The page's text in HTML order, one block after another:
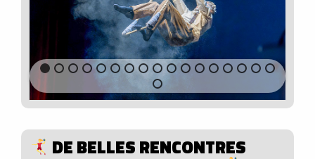
DE BELLES RENCONTRES